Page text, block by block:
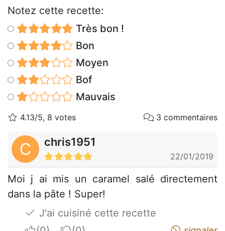
Notez cette recette:
Très bon !
Bon
Moyen
Bof
Mauvais
4.13/5, 8 votes 3 commentaires
C chris1951
22/01/2019
Moi j ai mis un caramel salé directement
dans la pâte ! Super!
J'ai cuisiné cette recette